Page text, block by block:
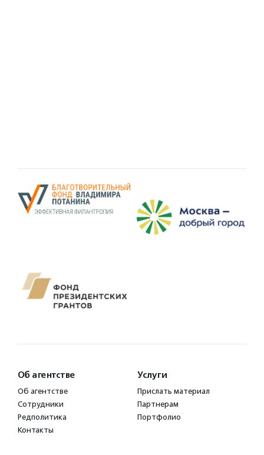
Об агентстве
Об агентстве
Сотрудники
Редполитика
Контакты
Услуги
Прислать материал
Партнерам
Портфолио